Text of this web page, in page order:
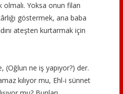
Yoksa onun filan
göstermek, ana baba
ateşten kurtarmak için
ne iş yapıyor?) der.
kılıyor mu, Ehl-i sünnet